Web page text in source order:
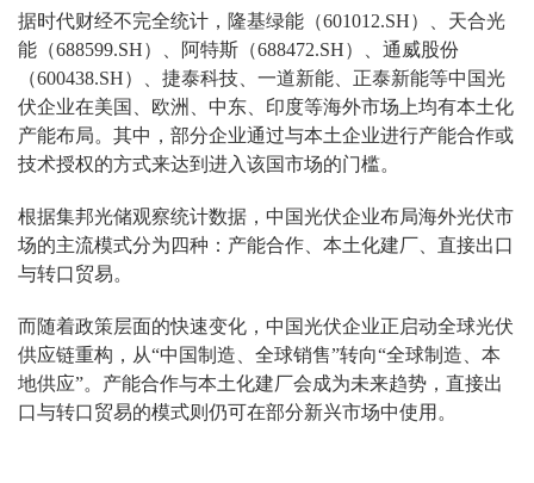
据时代财经不完全统计，隆基绿能（601012.SH）、天合光
能（688599.SH）、阿特斯（688472.SH）、通威股份
（600438.SH）、捷泰科技、一道新能、正泰新能等中国光
伏企业在美国、欧洲、中东、印度等海外市场上均有本土化
产能布局。其中，部分企业通过与本土企业进行产能合作或
技术授权的方式来达到进入该国市场的门槛。
根据集邦光储观察统计数据，中国光伏企业布局海外光伏市
场的主流模式分为四种：产能合作、本土化建厂、直接出口
与转口贸易。
而随着政策层面的快速变化，中国光伏企业正启动全球光伏
供应链重构，从“中国制造、全球销售”转向“全球制造、本
地供应”。产能合作与本土化建厂会成为未来趋势，直接出
口与转口贸易的模式则仍可在部分新兴市场中使用。